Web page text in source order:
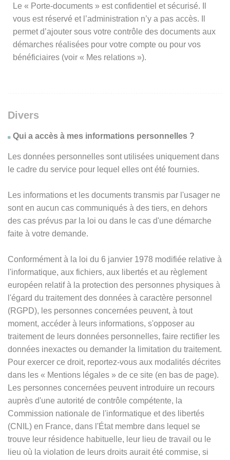
Le « Porte-documents » est confidentiel et sécurisé. Il
vous est réservé et l’administration n’y a pas accès. Il
permet d’ajouter sous votre contrôle des documents aux
démarches réalisées pour votre compte ou pour vos
bénéficiaires (voir « Mes relations »).
Divers
Qui a accès à mes informations personnelles ?
Les données personnelles sont utilisées uniquement dans
le cadre du service pour lequel elles ont été fournies.
Les informations et les documents transmis par l'usager ne
sont en aucun cas communiqués à des tiers, en dehors
des cas prévus par la loi ou dans le cas d'une démarche
faite à votre demande.
Conformément à la loi du 6 janvier 1978 modifiée relative à
l'informatique, aux fichiers, aux libertés et au règlement
européen relatif à la protection des personnes physiques à
l'égard du traitement des données à caractère personnel
(RGPD), les personnes concernées peuvent, à tout
moment, accéder à leurs informations, s'opposer au
traitement de leurs données personnelles, faire rectifier les
données inexactes ou demander la limitation du traitement.
Pour exercer ce droit, reportez-vous aux modalités décrites
dans les « Mentions légales » de ce site (en bas de page).
Les personnes concernées peuvent introduire un recours
auprès d'une autorité de contrôle compétente, la
Commission nationale de l'informatique et des libertés
(CNIL) en France, dans l'État membre dans lequel se
trouve leur résidence habituelle, leur lieu de travail ou le
lieu où la violation de leurs droits aurait été commise, si